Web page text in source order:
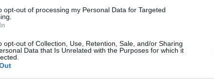
opt-out of processing my Personal Data for Targeted
opt-out of Collection, Use, Retention, Sale, and/or Sharing
Data that Is Unrelated with the Purposes for which it
utaznak el otthonról nyáron csak
otthonukat. A jegyek jó része már elkelt,
hogy azokra a sportágakra,
jó áron lehet megvásárolni a